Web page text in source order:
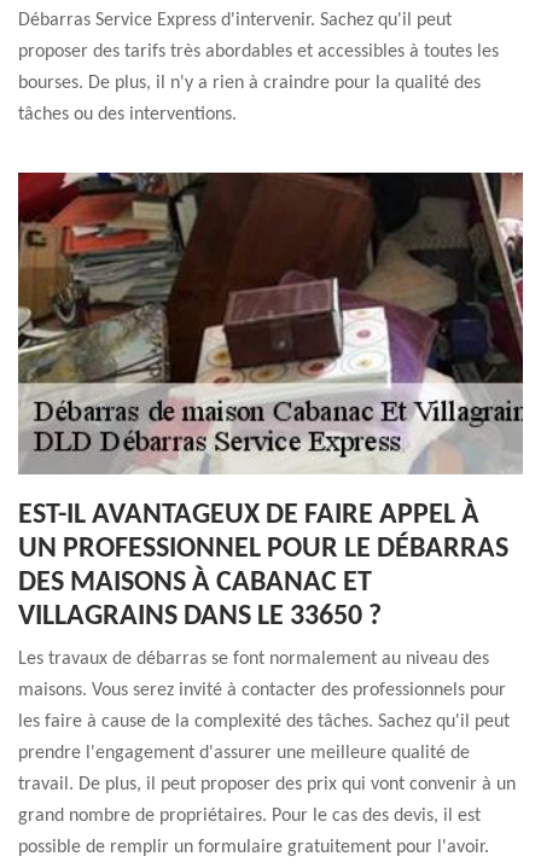
Débarras Service Express d'intervenir. Sachez qu'il peut
proposer des tarifs très abordables et accessibles à toutes les
bourses. De plus, il n'y a rien à craindre pour la qualité des
tâches ou des interventions.
EST-IL AVANTAGEUX DE FAIRE APPEL À
UN PROFESSIONNEL POUR LE DÉBARRAS
DES MAISONS À CABANAC ET
VILLAGRAINS DANS LE 33650 ?
Les travaux de débarras se font normalement au niveau des
maisons. Vous serez invité à contacter des professionnels pour
les faire à cause de la complexité des tâches. Sachez qu'il peut
prendre l'engagement d'assurer une meilleure qualité de
travail. De plus, il peut proposer des prix qui vont convenir à un
grand nombre de propriétaires. Pour le cas des devis, il est
possible de remplir un formulaire gratuitement pour l'avoir.